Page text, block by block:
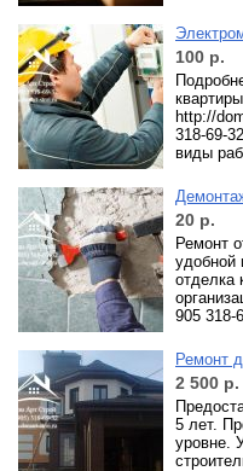
100 р.
http://
318-69-
виды
20 р.
Ремонт
удобной
отделка
905 318-
Ремонт
2 500 р.
5 лет.
уровне.